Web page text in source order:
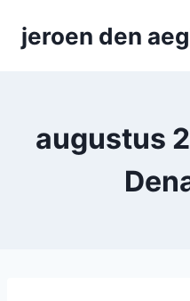
jeroen den
augustus